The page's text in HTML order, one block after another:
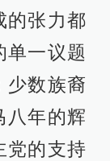
的张力都
单一议题
少数族裔
八年的辉
党的支持